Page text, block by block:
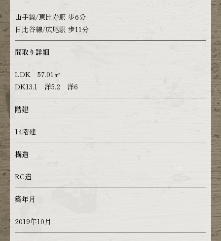
山手線/恵比寿駅 歩6分
日比谷線/広尾駅 歩11分
間取り詳細
LDK 57.01㎡
DK13.1 洋5.2 洋6
階建
14階建
構造
RC造
築年月
2019年10月